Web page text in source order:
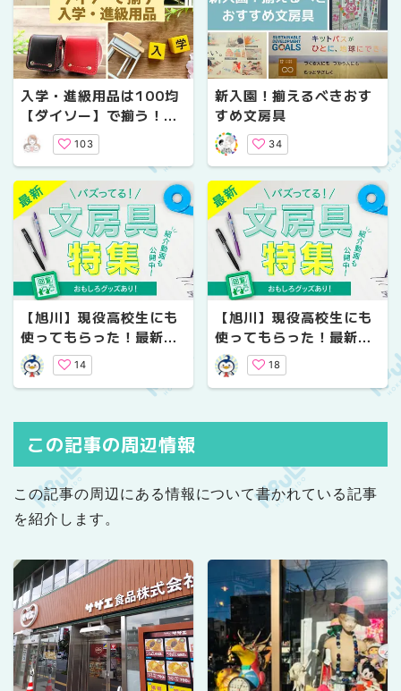
入学・進級用品は100均
【ダイソー】で揃う！お
すすめアイテムをご紹介
【札幌】
103
新入園！揃えるべきおす
すめ文房具
34
【旭川】現役高校生にも
使ってもらった！最新&
バズり文房具一挙紹介！
【大人におすすめ編】
14
【旭川】現役高校生にも
使ってもらった！最新&
バズり文房具一挙紹介！
【学生におすすめ編】
18
この記事の周辺情報
この記事の周辺にある情報について書かれている記事
を紹介します。